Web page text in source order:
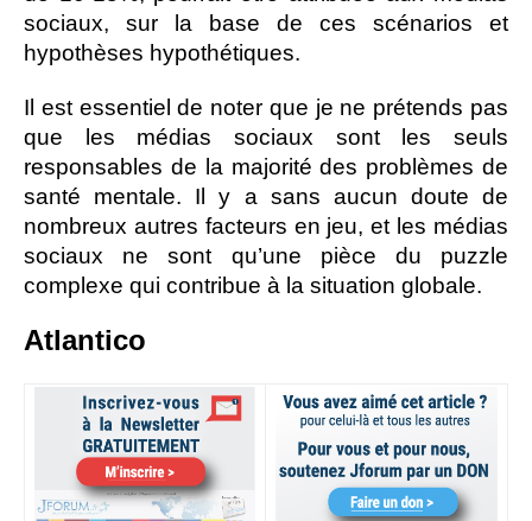
sociaux, sur la base de ces scénarios et
hypothèses hypothétiques.
Il est essentiel de noter que je ne prétends pas
que les médias sociaux sont les seuls
responsables de la majorité des problèmes de
santé mentale. Il y a sans aucun doute de
nombreux autres facteurs en jeu, et les médias
sociaux ne sont qu’une pièce du puzzle
complexe qui contribue à la situation globale.
Atlantico